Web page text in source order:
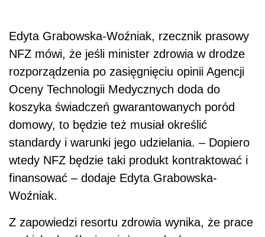
Edyta Grabowska-Woźniak, rzecznik prasowy
NFZ mówi, że jeśli minister zdrowia w drodze
rozporządzenia po zasięgnięciu opinii Agencji
Oceny Technologii Medycznych doda do
koszyka świadczeń gwarantowanych poród
domowy, to będzie też musiał określić
standardy i warunki jego udzielania. – Dopiero
wtedy NFZ będzie taki produkt kontraktować i
finansować – dodaje Edyta Grabowska-
Woźniak.
Z zapowiedzi resortu zdrowia wynika, że prace